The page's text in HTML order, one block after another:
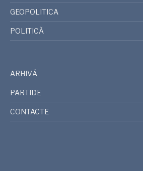
GEOPOLITICA
POLITICĂ
ARHIVĂ
PARTIDE
CONTACTE